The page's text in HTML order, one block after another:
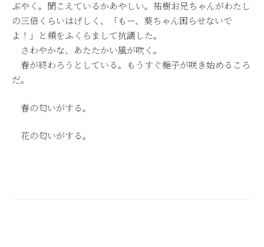
ぶやく。聞こえているかあやしい。祐樹お兄ちゃんがわたし
の三倍くらいはげしく、「もー、葵ちゃん困らせないで
よ！」と頬をふくらまして抗議した。
さわやかな、あたたかい風が吹く。
春が終わろうとしている。もうすぐ梔子が咲き始めるころ
だ。
春の匂いがする。
花の匂いがする。